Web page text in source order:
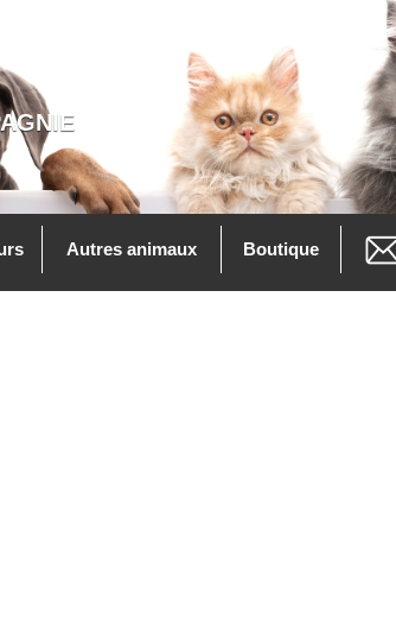
Autres animaux Boutique